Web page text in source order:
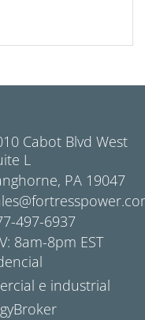
Cabot Blvd West
L
PA 19047
497-6937
8am-8pm EST
e industrial